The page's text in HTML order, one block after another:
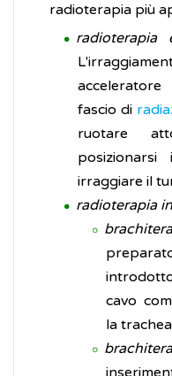
radioterapia più
radioterapia
fascio di
ruotare
irraggiare il
radioterapia
cavo
la